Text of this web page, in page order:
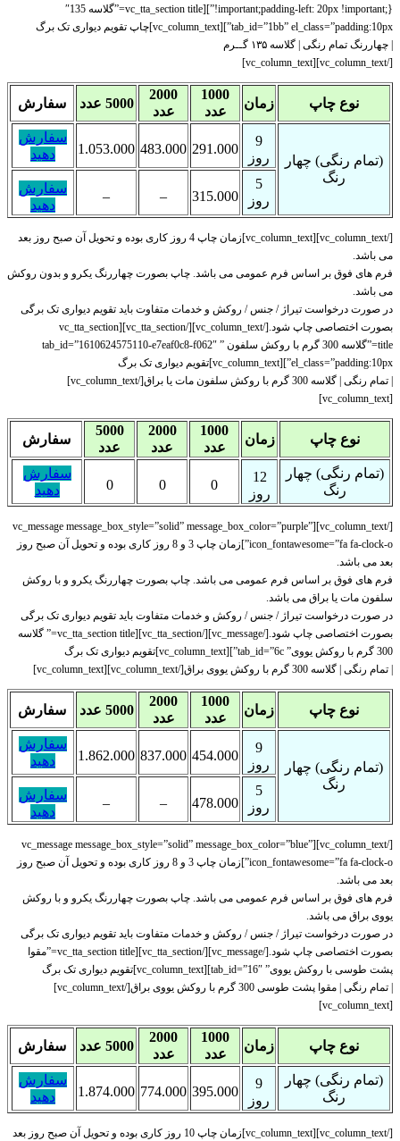
!important;padding-left: 20px !important;}”][vc_tta_section title=”گلاسه 135″
tab_id=”1bb” el_class=”padding:10px”][vc_column_text]چاپ تقویم دیواری تک برگ
| چهاررنگ تمام رنگی | گلاسه ۱۳۵ گــرم
[/vc_column_text][vc_column_text]
نوع چاپ زمان
1000
عدد
2000
عدد
5000 عدد سفارش
(تمام رنگی) چهار
رنگ
9
روز
291.000
483.000
1.053.000
سفارش
دهید
5
روز
315.000
–
–
سفارش
دهید
[/vc_column_text][vc_column_text]زمان چاپ 4 روز کاری بوده و تحویل آن صبح روز بعد
می باشد.
فرم های فوق بر اساس فرم عمومی می باشد. چاپ بصورت چهاررنگ یکرو و بدون روکش
می باشد.
در صورت درخواست تیراژ / جنس / روکش و خدمات متفاوت باید تقویم دیواری تک برگی
بصورت اختصاصی چاپ شود.[/vc_column_text][/vc_tta_section][vc_tta_section
title=”گلاسه 300 گرم با روکش سلفون ” tab_id=”1610624575110-e7eaf0c8-f062″
el_class=”padding:10px”][vc_column_text]تقویم دیواری تک برگ
| تمام رنگی | گلاسه 300 گرم با روکش سلفون مات یا براق[/vc_column_text]
[vc_column_text]
نوع چاپ زمان
1000
عدد
2000
عدد
5000
عدد
سفارش
(تمام رنگی) چهار
رنگ
12
روز
0
0
0
سفارش
دهید
[/vc_column_text][vc_message message_box_style=”solid” message_box_color=”purple”
icon_fontawesome=”fa fa-clock-o”]زمان چاپ 3 و 8 روز کاری بوده و تحویل آن صبح روز
بعد می باشد.
فرم های فوق بر اساس فرم عمومی می باشد. چاپ بصورت چهاررنگ یکرو و با روکش
سلفون مات یا براق می باشد.
در صورت درخواست تیراژ / جنس / روکش و خدمات متفاوت باید تقویم دیواری تک برگی
بصورت اختصاصی چاپ شود.[/vc_message][/vc_tta_section][vc_tta_section title=” گلاسه
300 گرم با روکش یووی” tab_id=”6c”][vc_column_text]تقویم دیواری تک برگ
| تمام رنگی | گلاسه 300 گرم با روکش یووی براق[/vc_column_text][vc_column_text]
نوع چاپ زمان
1000
عدد
2000
عدد
5000 عدد سفارش
(تمام رنگی) چهار
رنگ
9
روز
454.000
837.000
1.862.000
سفارش
دهید
5
روز
478.000
–
–
سفارش
دهید
[/vc_column_text][vc_message message_box_style=”solid” message_box_color=”blue”
icon_fontawesome=”fa fa-clock-o”]زمان چاپ 3 و 8 روز کاری بوده و تحویل آن صبح روز
بعد می باشد.
فرم های فوق بر اساس فرم عمومی می باشد. چاپ بصورت چهاررنگ یکرو و با روکش
یووی براق می باشد.
در صورت درخواست تیراژ / جنس / روکش و خدمات متفاوت باید تقویم دیواری تک برگی
بصورت اختصاصی چاپ شود.[/vc_message][/vc_tta_section][vc_tta_section title=”مقوا
پشت طوسی با روکش یووی” tab_id=”16″][vc_column_text]تقویم دیواری تک برگ
| تمام رنگی | مقوا پشت طوسی 300 گرم با روکش یووی براق[/vc_column_text]
[vc_column_text]
نوع چاپ زمان
1000
عدد
2000
عدد
5000 عدد سفارش
(تمام رنگی) چهار
رنگ
9
روز
395.000
774.000
1.874.000
سفارش
دهید
[/vc_column_text][vc_column_text]زمان چاپ 10 روز کاری بوده و تحویل آن صبح روز بعد